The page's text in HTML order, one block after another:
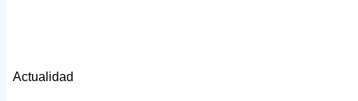
Actualidad